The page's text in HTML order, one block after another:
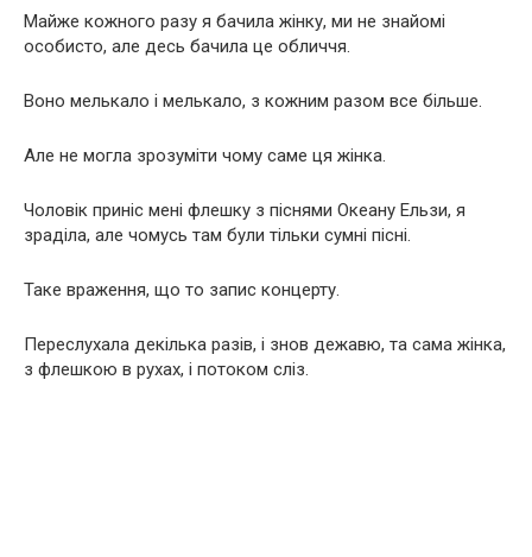
Майже кожного разу я бачила жінку, ми не знайомі
особисто, але десь бачила це обличчя.
Воно мелькало і мелькало, з кожним разом все більше.
Але не могла зрозуміти чому саме ця жінка.
Чоловік приніс мені флешку з піснями Океану Ельзи, я
зраділа, але чомусь там були тільки сумні пісні.
Таке враження, що то запис концерту.
Переслухала декілька разів, і знов дежавю, та сама жінка,
з флешкою в рухах, і потоком сліз.